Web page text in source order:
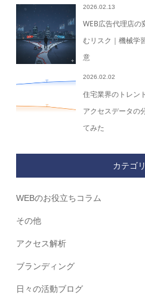
2026.02.13
WEB広告代理店の
むリスク｜機械学
意
2026.02.02
住宅業界のトレン
アクセスデータの
てみた
カテゴ
WEBのお役立ちコラム
その他
アクセス解析
ブランディング
日々の活動ブログ